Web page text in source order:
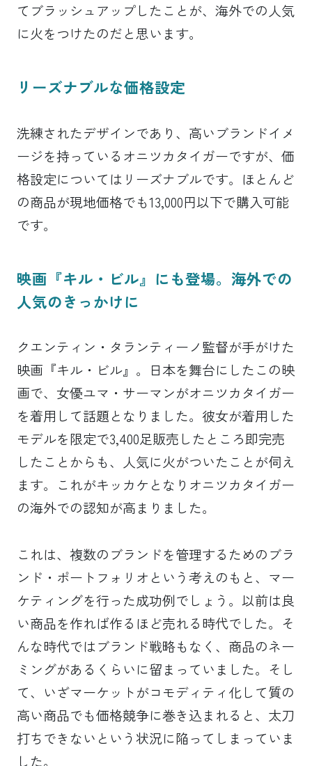
てブラッシュアップしたことが、海外での人気
に火をつけたのだと思います。
リーズナブルな価格設定
洗練されたデザインであり、高いブランドイメ
ージを持っているオニツカタイガーですが、価
格設定についてはリーズナブルです。ほとんど
の商品が現地価格でも13,000円以下で購入可能
です。
映画『キル・ビル』にも登場。海外での
人気のきっかけに
クエンティン・タランティーノ監督が手がけた
映画『キル・ビル』。日本を舞台にしたこの映
画で、女優ユマ・サーマンがオニツカタイガー
を着用して話題となりました。彼女が着用した
モデルを限定で3,400足販売したところ即完売
したことからも、人気に火がついたことが伺え
ます。これがキッカケとなりオニツカタイガー
の海外での認知が高まりました。
これは、複数のブランドを管理するためのブラ
ンド・ポートフォリオという考えのもと、マー
ケティングを行った成功例でしょう。以前は良
い商品を作れば作るほど売れる時代でした。そ
んな時代ではブランド戦略もなく、商品のネー
ミングがあるくらいに留まっていました。そし
て、いざマーケットがコモディティ化して質の
高い商品でも価格競争に巻き込まれると、太刀
打ちできないという状況に陥ってしまっていま
した。